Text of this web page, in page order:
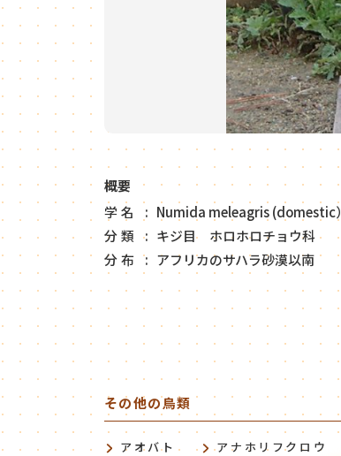
概要
学名
Numida meleagris (domestic）
分類
キジ目 ホロホロチョウ科
分布
アフリカのサハラ砂漠以南
その他の鳥類
アオバト アナホリフクロウ